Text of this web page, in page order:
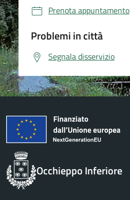
Prenota appuntamento
Problemi in città
Segnala disservizio
Occhieppo Inferiore